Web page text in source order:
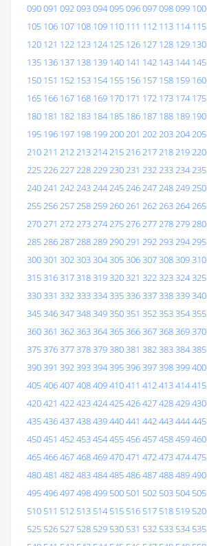
090091 092093094095096097098099 100
105 106 107 108 109 110 111 112 113 114 115
120 121 122 123 124 125 126 127 128 129 130
135 136 137 138 139 140 141 142 143 144 145
150 151 152 153 154 155 156 157 158 159 160
165 166 167 168 169 170 171 172 173 174 175
180 181 182 183 184 185 186 187 188 189 190
195 196 197 198 199200201 202203204205
210211 212213214215216217218219220
225226227228229230231 232233234235
240241 242243244245246247248249250
255256257258259260261 262263264265
270271 272273274275276277278279280
285286287288289290291 292293294295
300301 302303304305306307308309310
315316317318319320321 322323324325
330331 332333334335336337338339340
345346347348349350351 352353354355
360361 362363364365366367368369370
375376377378379380381 382383384385
390391 392393394395396397398399400
405406407408409410411 412413414415
420421 422423424425426427428429430
435436437438439440441 442443444445
450451 452453454455456457458459460
465466467468469470471 472473474475
480481 482483484485486487488489490
495496497498499 500 501 502 503 504 505
510 511 512 513 514 515 516 517 518 519 520
525 526 527 528 529 530 531 532 533 534 535